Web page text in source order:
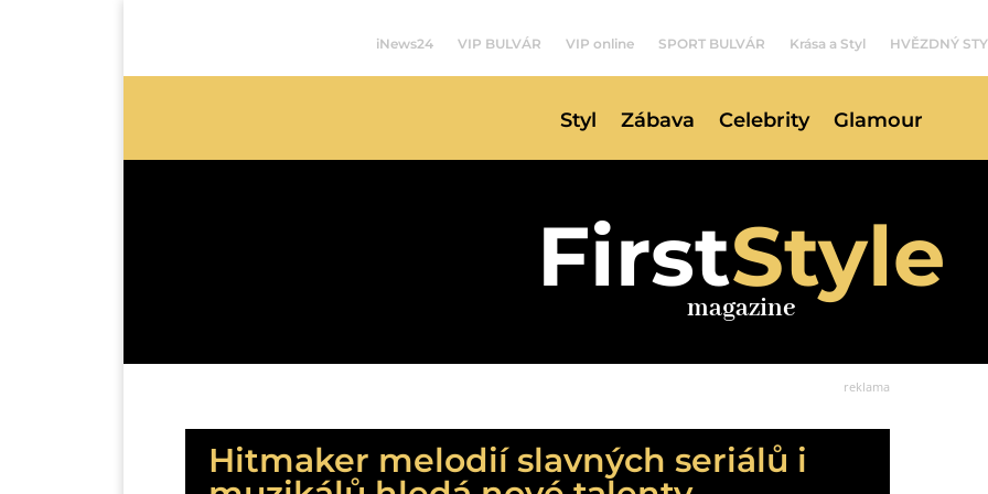
iNews24 VIP BULVÁR VIP online SPORT BULVÁR Krása a Styl HVĚZDNÝ
Styl Zábava Celebrity Glamour
FirstStyle
magazine
reklama
Hitmaker melodií slavných seriálů i